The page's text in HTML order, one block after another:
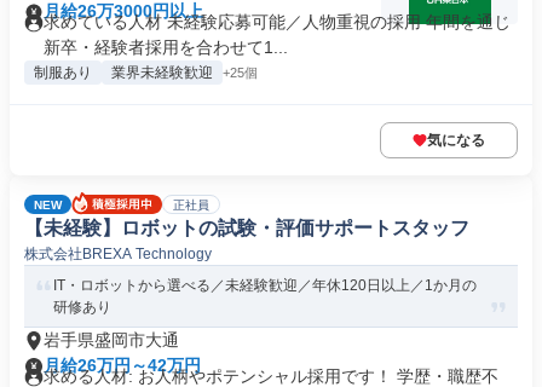
月給26万3000円以上
求めている人材 未経験応募可能／人物重視の採用 年間を通じ
新卒・経験者採用を合わせて1...
制服あり 業界未経験歓迎 +25個
気になる
NEW 正社員
【未経験】ロボットの試験・評価サポートスタッフ
株式会社BREXA Technology
IT・ロボットから選べる／未経験歓迎／年休120日以上／1か月の
研修あり
岩手県盛岡市大通
月給26万円～42万円
求める人材: お人柄やポテンシャル採用です！ 学歴・職歴不